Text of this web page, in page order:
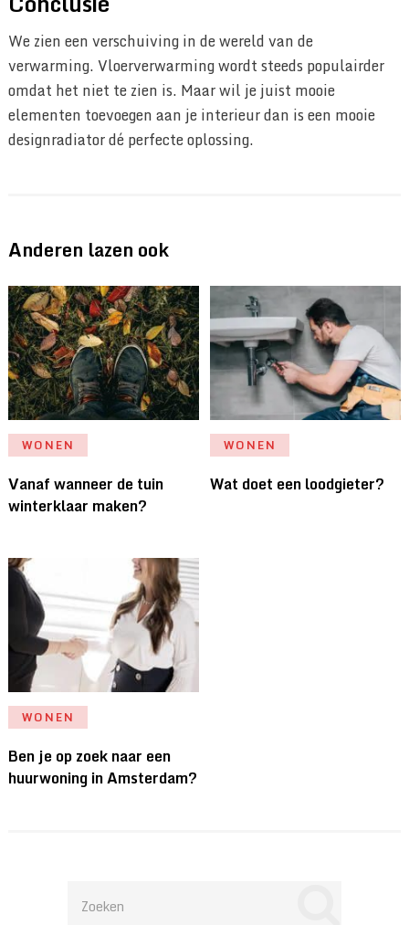
We zien een verschuiving in de wereld van de
verwarming. Vloerverwarming wordt steeds populairder
omdat het niet te zien is. Maar wil je juist mooie
elementen toevoegen aan je interieur dan is een mooie
designradiator dé perfecte oplossing.
Anderen lazen ook
WONEN
Vanaf wanneer de tuin
winterklaar maken?
WONEN
Wat doet een loodgieter?
WONEN
Ben je op zoek naar een
huurwoning in Amsterdam?